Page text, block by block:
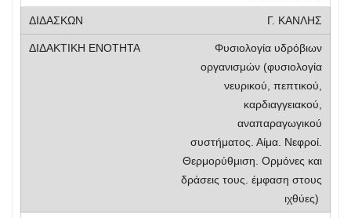
Γ. ΚΑΝΛΗΣ
Φυσιολογία υδρόβιων
οργανισμών (φυσιολογία
νευρικού, πεπτικού,
καρδιαγγειακού,
αναπαραγωγικού
συστήματος. Αίμα. Νεφροί.
Θερμορύθμιση. Ορμόνες και
δράσεις τους. έμφαση στους
ιχθύες)